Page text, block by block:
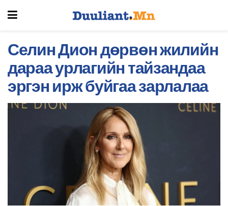
Селин Дион дөрвөн жилийн
дараа урлагийн тайзандаа
эргэн ирж буйгаа зарлалаа